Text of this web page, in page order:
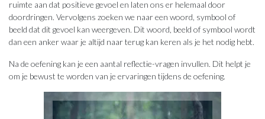
ruimte aan dat positieve gevoel en laten ons er helemaal door
doordringen. Vervolgens zoeken we naar een woord, symbool of
beeld dat dit gevoel kan weergeven. Dit woord, beeld of symbool wordt
dan een anker waar je altijd naar terug kan keren als je het nodig hebt.
Na de oefening kan je een aantal reflectie-vragen invullen. Dit helpt je
om je bewust te worden van je ervaringen tijdens de oefening.